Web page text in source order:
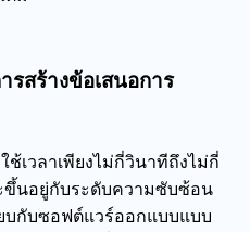
รสร้างข้อเสนอการ
เวลาเพียงไม่กี่วินาทีถึงไม่กี่
ขึ้นอยู่กับระดับความซับซ้อน
บกับซอฟต์แวร์ออกแบบแบบ